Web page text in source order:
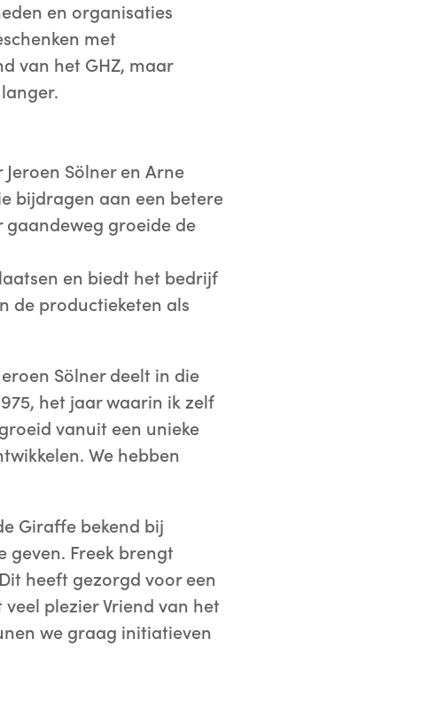
en organisaties
met
van het GHZ, maar
Sölner en Arne
bijdragen aan een betere
gaandeweg groeide de
en biedt het bedrijf
de productieketen als
Sölner deelt in die
het jaar waarin ik zelf
vanuit een unieke
We hebben
Giraffe bekend bij
geven. Freek brengt
heeft gezorgd voor een
plezier Vriend van het
we graag initiatieven